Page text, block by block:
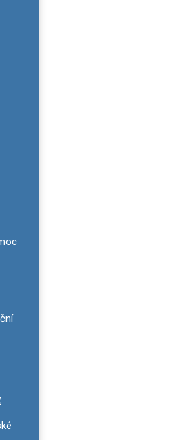
a EU
zdraví
a nelékařská povolání
povolání
України / Pomoc pro Ukrajinu